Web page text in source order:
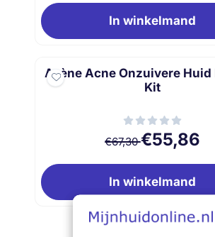
In winkelmand
Avène Acne Onzuivere Huid
Kit
Van 67,30
€67,30€55,86
In winkelmand